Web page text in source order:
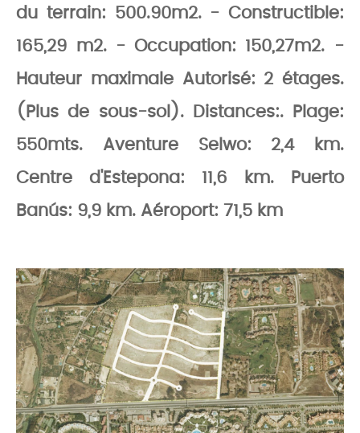
du terrain: 500.90m2. - Constructible:
165,29 m2. - Occupation: 150,27m2. -
Hauteur maximale Autorisé: 2 étages.
(Plus de sous-sol). Distances:. Plage:
550mts. Aventure Selwo: 2,4 km.
Centre d'Estepona: 11,6 km. Puerto
Banús: 9,9 km. Aéroport: 71,5 km